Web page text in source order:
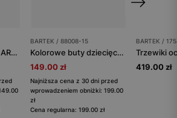
Fioletowe trzewiki BARTEK dla dziewcząt 14133-07
BARTEK / 88008-15
Kolorowe buty dziecięce z bohaterem Disney Stitch BARTEK 88008-15
149.00 zł
Najniższa cena z 30 dni przed
wprowadzeniem obniżki: 199.00
zł
Cena regularna: 199.00 zł
BARTEK /
419.00 zł